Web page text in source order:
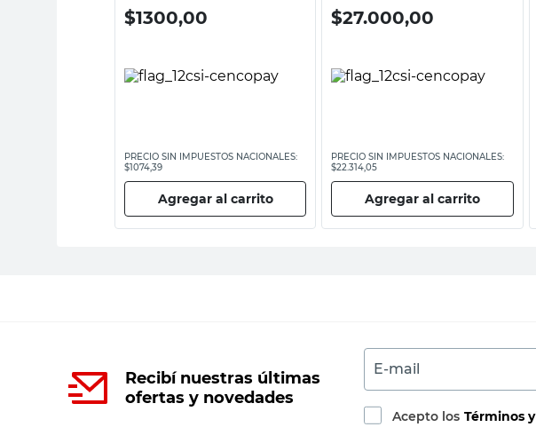
$1300,00
PRECIO SIN IMPUESTOS NACIONALES:
$1074,39
Agregar al carrito
$27.000,00
PRECIO SIN IMPUESTOS NACIONALES:
$22.314,05
Agregar al carrito
Recibí nuestras últimas
ofertas y novedades
E-mail
Acepto los Términos